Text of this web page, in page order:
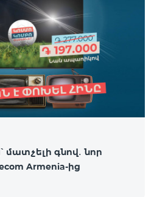
մատչելի գնով․ նոր
Armenia-ից